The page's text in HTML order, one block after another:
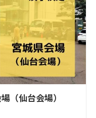
（仙台会場）